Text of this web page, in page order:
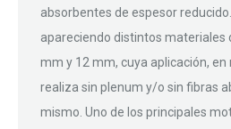
absorbentes de espesor
apareciendo distintos materiales
mm y 12 mm, cuya aplicación, en
realiza sin plenum y/o sin fibras
mismo. Uno de los principales